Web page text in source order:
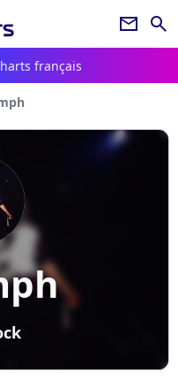
newsletter search
français